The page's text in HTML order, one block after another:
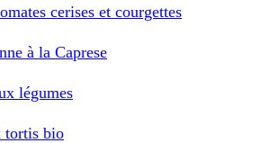
cerises et courgettes
à la Caprese
légumes
tortis bio